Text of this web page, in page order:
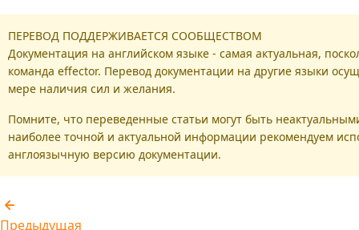
ПЕРЕВОД ПОДДЕРЖИВАЕТСЯ СООБЩЕСТВОМ
Документация на английском языке - самая актуальная,
команда effector. Перевод документации на другие языки
мере наличия сил и желания.
Помните, что переведенные статьи могут быть
наиболее точной и актуальной информации рекомендуем
англоязычную версию документации.
Предыдущая